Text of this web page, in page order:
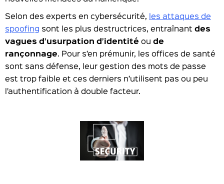
Selon des experts en cybersécurité,
les attaques de
spoofing sont les plus destructrices, entraînant des
vagues d’usurpation d’identité ou de
rançonnage. Pour s’en prémunir, les offices de santé
sont sans défense, leur gestion des mots de passe
est trop faible et ces derniers n’utilisent pas ou peu
l’authentification à double facteur.